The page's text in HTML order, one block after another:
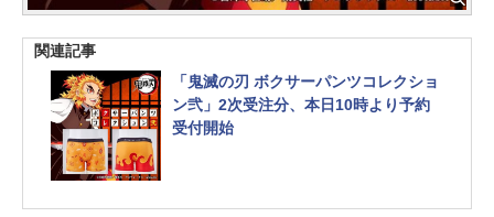
関連記事
「鬼滅の刃 ボクサーパンツコレクショ
ン弐」2次受注分、本日10時より予約
受付開始